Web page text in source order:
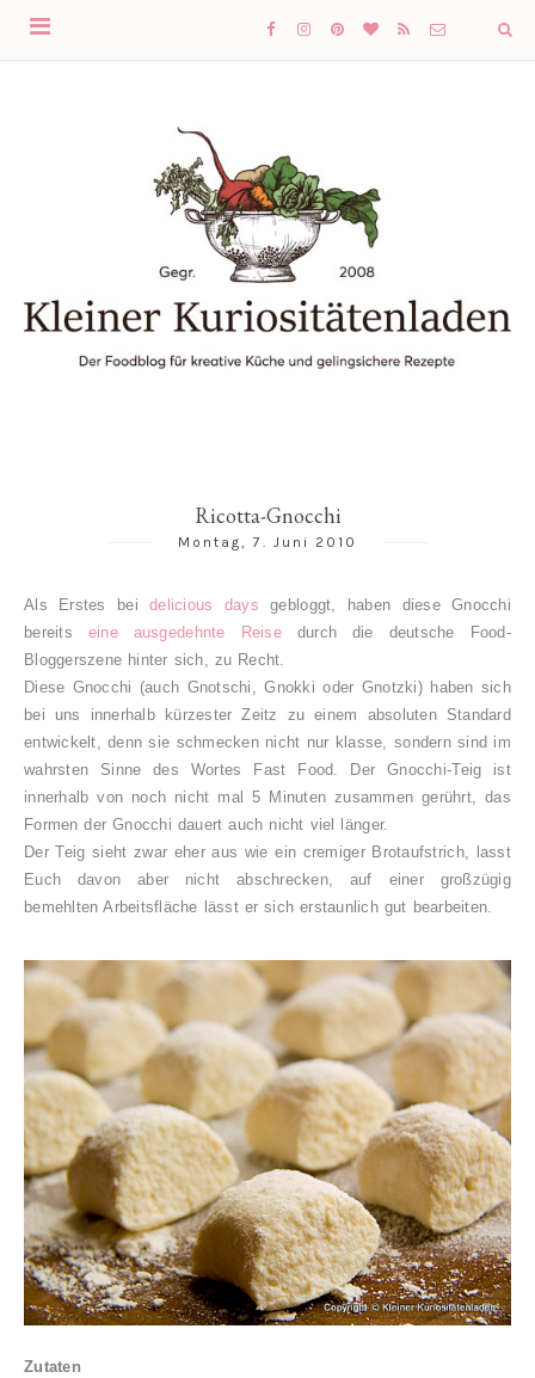
Ricotta-Gnocchi
Montag, 7. Juni 2010
Als Erstes beidelicious days gebloggt, haben diese Gnocchi
bereits eine ausgedehnte Reise
durch die deutsche Food-
Bloggerszene hinter sich, zu Recht.
Diese Gnocchi (auch Gnotschi, Gnokki oder Gnotzki) haben sich
bei uns innerhalb kürzester Zeitz zu einem absoluten Standard
entwickelt, denn sie schmecken nicht nur klasse, sondern sind im
wahrsten Sinne des Wortes Fast Food. Der Gnocchi-Teig ist
innerhalb von noch nicht mal 5 Minuten zusammen gerührt, das
Formen der Gnocchi dauert auch nicht viel länger.
Der Teig sieht zwar eher aus wie ein cremiger Brotaufstrich, lasst
Euch davon aber nicht abschrecken, auf einer großzügig
bemehlten Arbeitsfläche lässt er sich erstaunlich gut bearbeiten.
Zutaten